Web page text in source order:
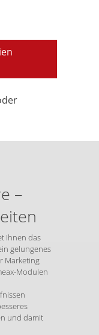
–
Ihnen das
gelungenes
Marketing
Modulen
und damit